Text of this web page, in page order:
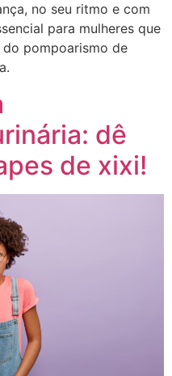
no seu ritmo e com
para mulheres que
pompoarismo de
dê
de xixi!